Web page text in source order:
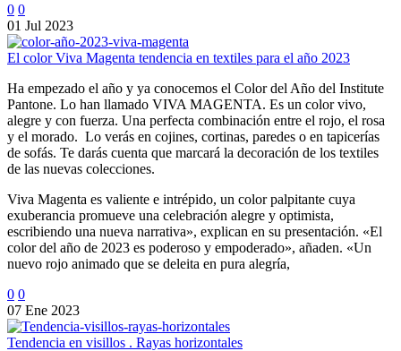
0 0
01 Jul 2023
El color Viva Magenta tendencia en textiles para el año 2023
Ha empezado el año y ya conocemos el Color del Año del Institute
Pantone. Lo han llamado VIVA MAGENTA. Es un color vivo,
alegre y con fuerza. Una perfecta combinación entre el rojo, el rosa
y el morado. Lo verás en cojines, cortinas, paredes o en tapicerías
de sofás. Te darás cuenta que marcará la decoración de los textiles
de las nuevas colecciones.
Viva Magenta es valiente e intrépido, un color palpitante cuya
exuberancia promueve una celebración alegre y optimista,
escribiendo una nueva narrativa», explican en su presentación. «El
color del año de 2023 es poderoso y empoderado», añaden. «Un
nuevo rojo animado que se deleita en pura alegría,
0 0
07 Ene 2023
Tendencia en visillos . Rayas horizontales